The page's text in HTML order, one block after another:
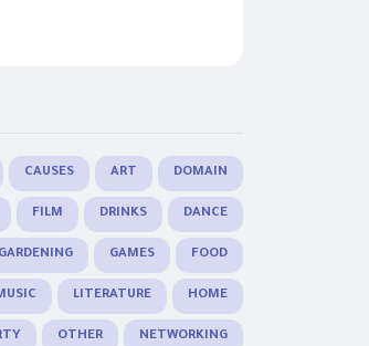
DOMAIN
ART
CAUSES
DANCE
DRINKS
FILM
FOOD
GAMES
GARDENING
HOME
LITERATURE
NETWORKING
OTHER